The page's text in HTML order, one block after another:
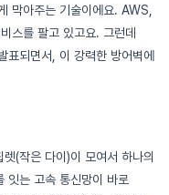
막아주는 기술이에요. AWS,
스를 팔고 있고요. 그런데
되면서, 이 강력한 방어벽에
(작은 다이)이 모여서 하나의
잇는 고속 통신망이 바로